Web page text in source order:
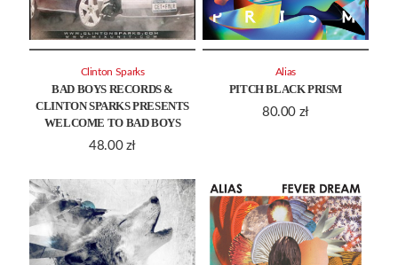
BAD BOYS RECORDS &
CLINTON SPARKS PRESENTS
WELCOME TO BAD BOYS
48.00 zł
Clinton Sparks
PITCH BLACK PRISM
80.00 zł
Alias